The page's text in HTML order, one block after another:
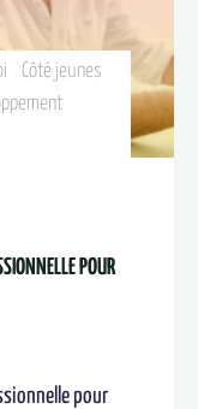
Côté jeunes
POUR
pour